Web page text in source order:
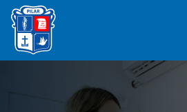
Saltar
contenido